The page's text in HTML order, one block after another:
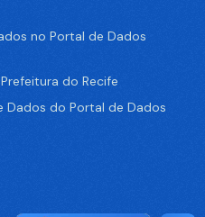
no Portal de Dados
do Recife
Dados do Portal de Dados